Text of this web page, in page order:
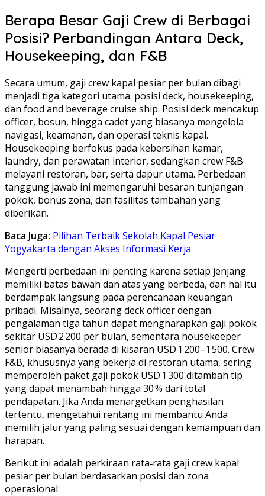
Berapa Besar Gaji Crew di Berbagai
Posisi? Perbandingan Antara Deck,
Housekeeping, dan F&B
Secara umum, gaji crew kapal pesiar per bulan dibagi
menjadi tiga kategori utama: posisi deck, housekeeping,
dan food and beverage cruise ship. Posisi deck mencakup
officer, bosun, hingga cadet yang biasanya mengelola
navigasi, keamanan, dan operasi teknis kapal.
Housekeeping berfokus pada kebersihan kamar,
laundry, dan perawatan interior, sedangkan crew F&B
melayani restoran, bar, serta dapur utama. Perbedaan
tanggung jawab ini memengaruhi besaran tunjangan
pokok, bonus zona, dan fasilitas tambahan yang
diberikan.
Baca Juga: Pilihan Terbaik Sekolah Kapal Pesiar
Yogyakarta dengan Akses Informasi Kerja
Mengerti perbedaan ini penting karena setiap jenjang
memiliki batas bawah dan atas yang berbeda, dan hal itu
berdampak langsung pada perencanaan keuangan
pribadi. Misalnya, seorang deck officer dengan
pengalaman tiga tahun dapat mengharapkan gaji pokok
sekitar USD 2 200 per bulan, sementara housekeeper
senior biasanya berada di kisaran USD 1 200–1 500. Crew
F&B, khususnya yang bekerja di restoran utama, sering
memperoleh paket gaji pokok USD 1 300 ditambah tip
yang dapat menambah hingga 30 % dari total
pendapatan. Jika Anda menargetkan penghasilan
tertentu, mengetahui rentang ini membantu Anda
memilih jalur yang paling sesuai dengan kemampuan dan
harapan.
Berikut ini adalah perkiraan rata‑rata gaji crew kapal
pesiar per bulan berdasarkan posisi dan zona
operasional: